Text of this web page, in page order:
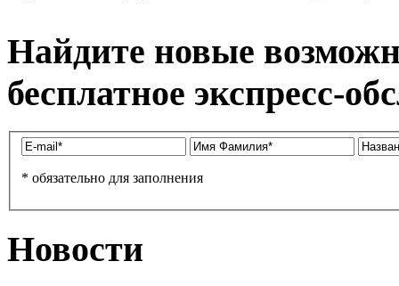
Найдите новые
бесплатное экспресс-
* обязательно для заполнения
Новости